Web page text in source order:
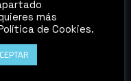
contribuido
en el
para el sur de
quieres más
de Cookies.